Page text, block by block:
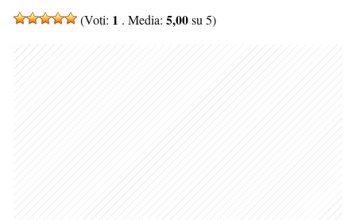
(Voti: 1 . Media: 5,00su 5)